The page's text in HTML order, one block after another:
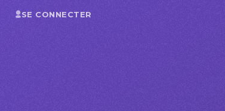
SE CONNECTER